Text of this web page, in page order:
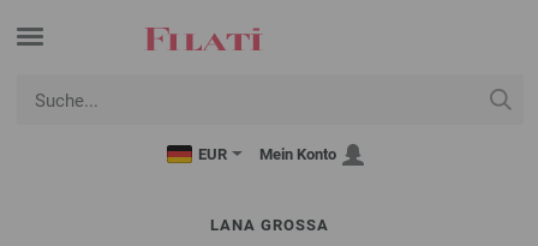
EUR Mein Konto
LANA GROSSA